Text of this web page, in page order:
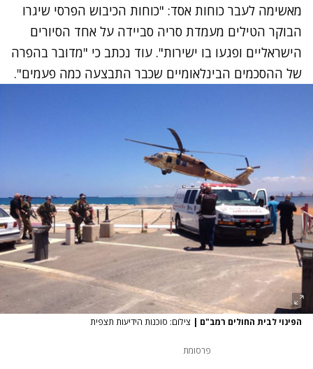
מאשימה לעבר כוחות אסד: "כוחות הכיבוש הפרסי שיגרו
הבוקר הטילים מעמדת סריה סביידה על אחד הסיורים
הישראליים ופגעו בו ישירות". עוד נכתב כי "מדובר בהפרה
של ההסכמים הבינלאומיים שכבר התבצעה כמה פעמים".
הפינוי לבית החולים רמב"ם | צילום: סוכנות הידיעות תצפית
פרסומת